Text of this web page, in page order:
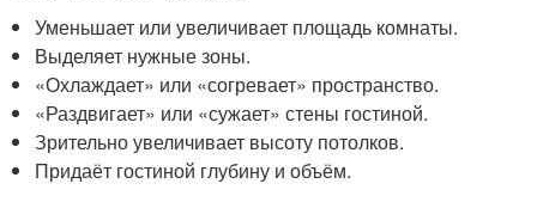
Уменьшает или увеличивает площадь комнаты.
Выделяет нужные зоны.
«Охлаждает» или «согревает» пространство.
«Раздвигает» или «сужает» стены гостиной.
Зрительно увеличивает высоту потолков.
Придаёт гостиной глубину и объём.